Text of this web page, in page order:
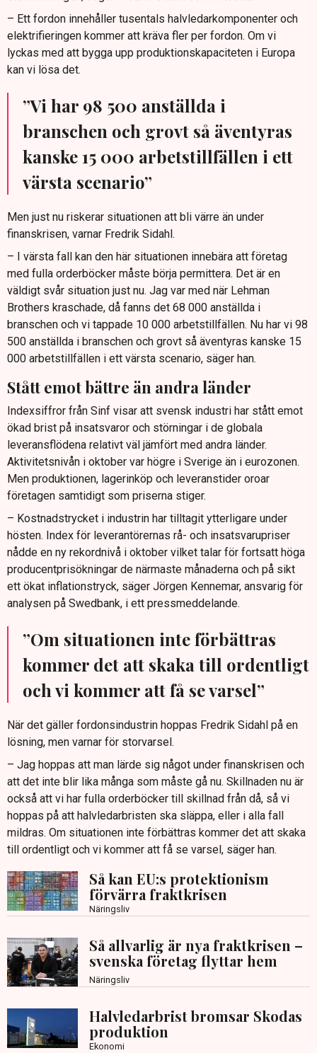
– Ett fordon innehåller tusentals halvledarkomponenter och
elektrifieringen kommer att kräva fler per fordon. Om vi
lyckas med att bygga upp produktionskapaciteten i Europa
kan vi lösa det.
”Vi har 98 500 anställda i
branschen och grovt så äventyras
kanske 15 000 arbetstillfällen i ett
värsta scenario”
Men just nu riskerar situationen att bli värre än under
finanskrisen, varnar Fredrik Sidahl.
– I värsta fall kan den här situationen innebära att företag
med fulla orderböcker måste börja permittera. Det är en
väldigt svår situation just nu. Jag var med när Lehman
Brothers kraschade, då fanns det 68 000 anställda i
branschen och vi tappade 10 000 arbetstillfällen. Nu har vi 98
500 anställda i branschen och grovt så äventyras kanske 15
000 arbetstillfällen i ett värsta scenario, säger han.
Stått emot bättre än andra länder
Indexsiffror från Sinf visar att svensk industri har stått emot
ökad brist på insatsvaror och störningar i de globala
leveransflödena relativt väl jämfört med andra länder.
Aktivitetsnivån i oktober var högre i Sverige än i eurozonen.
Men produktionen, lagerinköp och leveranstider oroar
företagen samtidigt som priserna stiger.
– Kostnadstrycket i industrin har tilltagit ytterligare under
hösten. Index för leverantörernas rå- och insatsvarupriser
nådde en ny rekordnivå i oktober vilket talar för fortsatt höga
producentprisökningar de närmaste månaderna och på sikt
ett ökat inflationstryck, säger Jörgen Kennemar, ansvarig för
analysen på Swedbank, i ett pressmeddelande.
”Om situationen inte förbättras
kommer det att skaka till ordentligt
och vi kommer att få se varsel”
När det gäller fordonsindustrin hoppas Fredrik Sidahl på en
lösning, men varnar för storvarsel.
– Jag hoppas att man lärde sig något under finanskrisen och
att det inte blir lika många som måste gå nu. Skillnaden nu är
också att vi har fulla orderböcker till skillnad från då, så vi
hoppas på att halvledarbristen ska släppa, eller i alla fall
mildras. Om situationen inte förbättras kommer det att skaka
till ordentligt och vi kommer att få se varsel, säger han.
Så kan EU:s protektionism
förvärra fraktkrisen
Näringsliv
Så allvarlig är nya fraktkrisen –
svenska företag flyttar hem
Näringsliv
Halvledarbrist bromsar Skodas
produktion
Ekonomi